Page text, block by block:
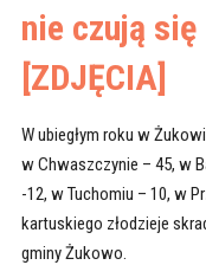
nie czują
[ZDJĘCIA]
W ubiegłym roku w
w Chwaszczynie – 45, w
-12, w Tuchomiu – 10, w
kartuskiego złodzieje
gminy Żukowo.